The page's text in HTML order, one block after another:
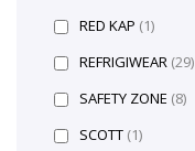
RED KAP (1)
REFRIGIWEAR (29)
SAFETY ZONE (8)
SCOTT (1)